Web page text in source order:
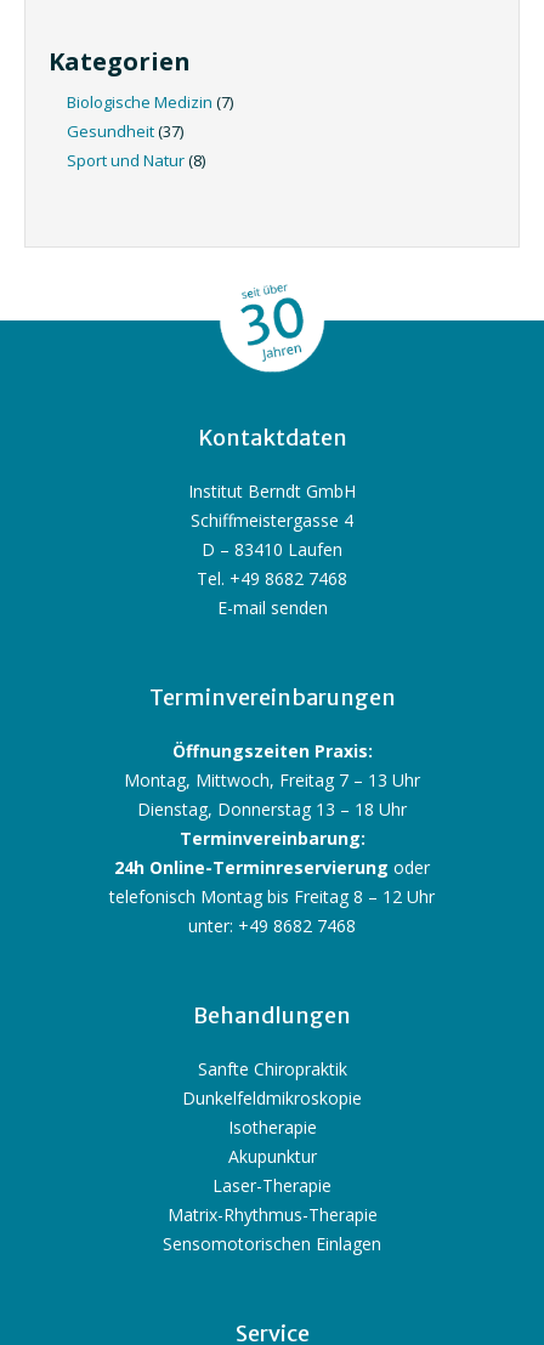
Kategorien
Biologische Medizin (7)
Gesundheit(37)
Sport und Natur(8)
Kontaktdaten
Institut Berndt GmbH
Schiffmeistergasse 4
D – 83410 Laufen
Tel. +49 8682 7468
E-mail senden
Terminvereinbarungen
Öffnungszeiten Praxis:
Montag, Mittwoch, Freitag 7 – 13 Uhr
Dienstag, Donnerstag 13 – 18 Uhr
Terminvereinbarung:
24h Online-Terminreservierung oder
telefonisch Montag bis Freitag 8 – 12 Uhr
unter: +49 8682 7468
Behandlungen
Sanfte Chiropraktik
Dunkelfeldmikroskopie
Isotherapie
Akupunktur
Laser-Therapie
Matrix-Rhythmus-Therapie
Sensomotorischen Einlagen
Service